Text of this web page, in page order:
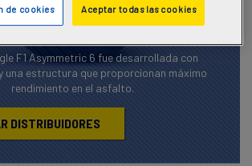
Eagle F1 Asymmetric 6
F1 Asymmetric 6 fue desarrollada con
una estructura que proporcionan máximo
rendimiento en el asfalto.
DISTRIBUIDORES
Aceptar todas las cookies
de cookies